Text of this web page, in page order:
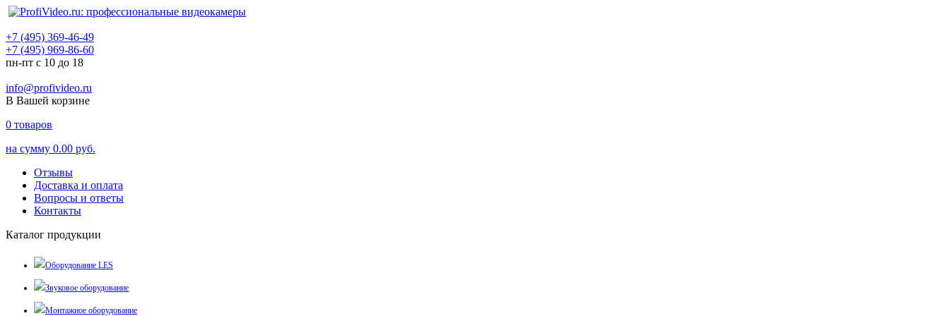
+7 (495) 369-46-49
+7 (495) 969-86-60
пн-пт с 10 до 18
info@profivideo.ru
В Вашей корзине
0 товаров
на сумму 0.00 руб.
Отзывы
Доставка и оплата
Вопросы и ответы
Контакты
Каталог продукции
Оборудование LES
Звуковое оборудование
Монтажное оборудование